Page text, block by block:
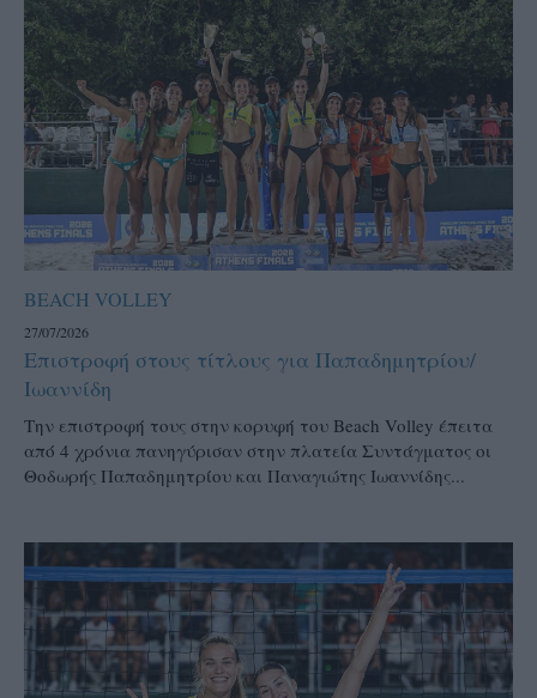
BEACH VOLLEY
27/07/2026
Επιστροφή στους τίτλους για Παπαδημητρίου/
Ιωαννίδη
Την επιστροφή τους στην κορυφή του Beach Volley έπειτα
από 4 χρόνια πανηγύρισαν στην πλατεία Συντάγματος οι
Θοδωρής Παπαδημητρίου και Παναγιώτης Ιωαννίδης...